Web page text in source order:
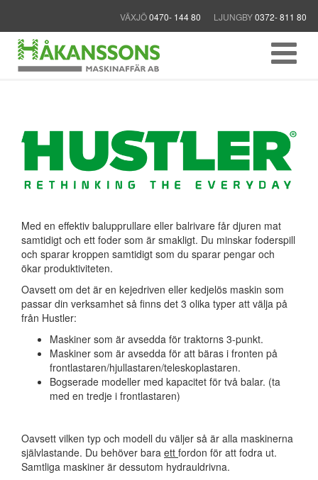
VÄXJÖ0470- 144 80 LJUNGBY0372- 811 80
Med en effektiv balupprullare eller balrivare får djuren mat
samtidigt och ett foder som är smakligt. Du minskar foderspill
och sparar kroppen samtidigt som du sparar pengar och
ökar produktiviteten.
Oavsett om det är en kejedriven eller kedjelös maskin som
passar din verksamhet så finns det 3 olika typer att välja på
från Hustler:
Maskiner som är avsedda för traktorns 3-punkt.
Maskiner som är avsedda för att bäras i fronten på
frontlastaren/hjullastaren/teleskoplastaren.
Bogserade modeller med kapacitet för två balar. (ta
med en tredje i frontlastaren)
Oavsett vilken typ och modell du väljer så är alla maskinerna
självlastande. Du behöver bara ett fordon för att fodra ut.
Samtliga maskiner är dessutom hydrauldrivna.